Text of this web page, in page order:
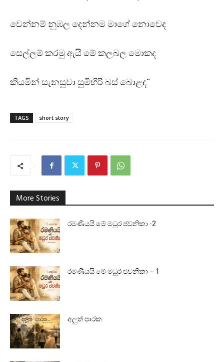
වෙන්නම් නුඹල දෙන්නම මාගේ නොවෙද
සෙල්ලම් කරමු ඇයි මේ කලබල මොකද
කියමින් සැනසුවා සුමිහිරි බස් බොළඳ”
TAGS short story
More Stories
රමණීයයි මේ මධුර ජවනිකා -2
රමණීයයි මේ මධුර ජවනිකා – 1
අලුත් පාරක